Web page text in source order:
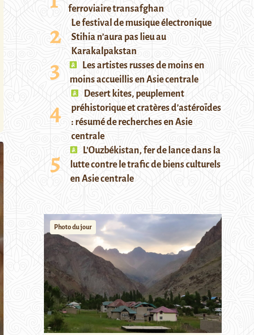
ferroviaire transafghan
Le festival de musique électronique
Stihia n’aura pas lieu au
Karakalpakstan
Les artistes russes de moins en
moins accueillis en Asie centrale
Desert kites, peuplement
préhistorique et cratères d’astéroïdes
: résumé de recherches en Asie
centrale
L’Ouzbékistan, fer de lance dans la
lutte contre le trafic de biens culturels
en Asie centrale
Photo du jour